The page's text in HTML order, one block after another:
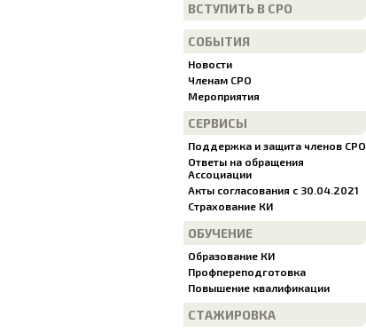
ВСТУПИТЬ В СРО
СОБЫТИЯ
Новости
Членам СРО
Мероприятия
СЕРВИСЫ
Поддержка и защита членов СРО
Ответы на обращения
Ассоциации
Акты согласования с 30.04.2021
Страхование КИ
ОБУЧЕНИЕ
Образование КИ
Профпереподготовка
Повышение квалификации
СТАЖИРОВКА